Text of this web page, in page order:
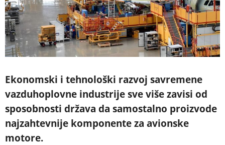
Ekonomski i tehnološki razvoj savremene
vazduhoplovne industrije sve više zavisi od
sposobnosti država da samostalno proizvode
najzahtevnije komponente za avionske
motore.